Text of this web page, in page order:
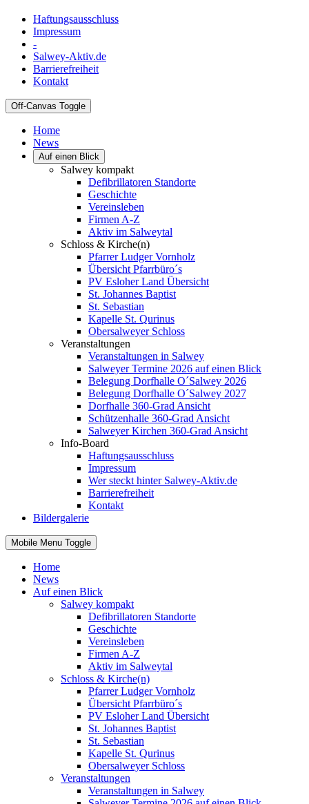
Haftungsausschluss
Impressum
-
Salwey-Aktiv.de
Barrierefreiheit
Kontakt
Off-Canvas Toggle
Home
News
Auf einen Blick
Salwey kompakt
Defibrillatoren Standorte
Geschichte
Vereinsleben
Firmen A-Z
Aktiv im Salweytal
Schloss & Kirche(n)
Pfarrer Ludger Vornholz
Übersicht Pfarrbüro´s
PV Esloher Land Übersicht
St. Johannes Baptist
St. Sebastian
Kapelle St. Qurinus
Obersalweyer Schloss
Veranstaltungen
Veranstaltungen in Salwey
Salweyer Termine 2026 auf einen Blick
Belegung Dorfhalle O´Salwey 2026
Belegung Dorfhalle O´Salwey 2027
Dorfhalle 360-Grad Ansicht
Schützenhalle 360-Grad Ansicht
Salweyer Kirchen 360-Grad Ansicht
Info-Board
Haftungsausschluss
Impressum
Wer steckt hinter Salwey-Aktiv.de
Barrierefreiheit
Kontakt
Bildergalerie
Mobile Menu Toggle
Home
News
Auf einen Blick
Salwey kompakt
Defibrillatoren Standorte
Geschichte
Vereinsleben
Firmen A-Z
Aktiv im Salweytal
Schloss & Kirche(n)
Pfarrer Ludger Vornholz
Übersicht Pfarrbüro´s
PV Esloher Land Übersicht
St. Johannes Baptist
St. Sebastian
Kapelle St. Qurinus
Obersalweyer Schloss
Veranstaltungen
Veranstaltungen in Salwey